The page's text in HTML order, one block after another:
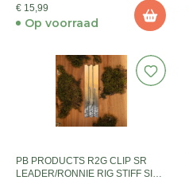
€ 15,99
Op voorraad
PB PRODUCTS R2G CLIP SR
LEADER/RONNIE RIG STIFF SIZE